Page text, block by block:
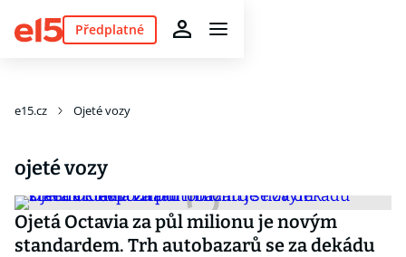
Předplatné
e15.cz Ojeté vozy
ojeté vozy
Ojetá Octavia za půl milionu je novým
standardem. Trh autobazarů se za dekádu